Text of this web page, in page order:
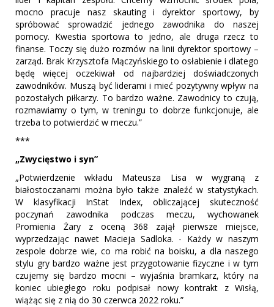
mocno pracuje nasz skauting i dyrektor sportowy, by
spróbować sprowadzić jednego zawodnika do naszej
pomocy. Kwestia sportowa to jedno, ale druga rzecz to
finanse. Toczy się dużo rozmów na linii dyrektor sportowy –
zarząd. Brak Krzysztofa Mączyńskiego to osłabienie i dlatego
będę więcej oczekiwał od najbardziej doświadczonych
zawodników. Muszą być liderami i mieć pozytywny wpływ na
pozostałych piłkarzy. To bardzo ważne. Zawodnicy to czują,
rozmawiamy o tym, w treningu to dobrze funkcjonuje, ale
trzeba to potwierdzić w meczu.”
***
„Zwycięstwo i syn”
„Potwierdzenie wkładu Mateusza Lisa w wygraną z
białostoczanami można było także znaleźć w statystykach.
W klasyfikacji InStat Index, obliczającej skuteczność
poczynań zawodnika podczas meczu, wychowanek
Promienia Żary z oceną 368 zajął pierwsze miejsce,
wyprzedzając nawet Macieja Sadloka. - Każdy w naszym
zespole dobrze wie, co ma robić na boisku, a dla naszego
stylu gry bardzo ważne jest przygotowanie fizyczne i w tym
czujemy się bardzo mocni – wyjaśnia bramkarz, który na
koniec ubiegłego roku podpisał nowy kontrakt z Wisłą,
wiążąc się z nią do 30 czerwca 2022 roku.”